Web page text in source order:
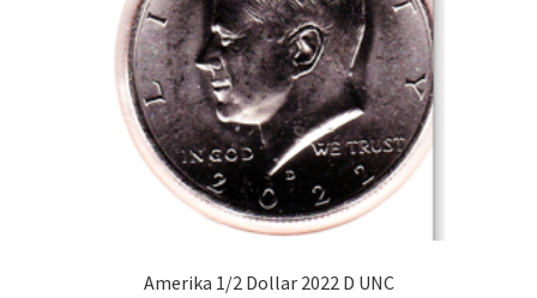
Amerika 1/2 Dollar 2022 D UNC